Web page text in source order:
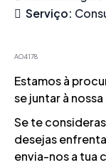
Serviço:
AO4178
Estamos à
se juntar à
Se te
desejas
envia-nos a tua